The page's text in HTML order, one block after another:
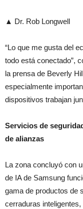
▲ Dr. Rob Longwell
“Lo que me gusta del
todo está conectado”,
la prensa de Beverly
especialmente
dispositivos trabajan
Servicios de
de alianzas
La zona concluyó con
de IA de Samsung
gama de productos de
cerraduras